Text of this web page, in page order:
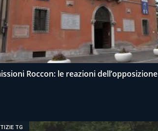
Roccon: le reazioni dell’opposizione
TG